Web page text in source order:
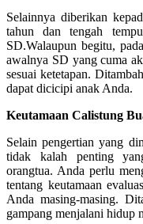
Selainnya diberikan
tahun dan tengah
SD.Walaupun begitu,
awalnya SD yang cuma
sesuai ketetapan.
dapat dicicipi anak Anda.
Keutamaan Calistung
Selain pengertian yang
tidak kalah penting
orangtua. Anda perlu
tentang keutamaan
Anda masing-masing.
gampang menjalani hidup